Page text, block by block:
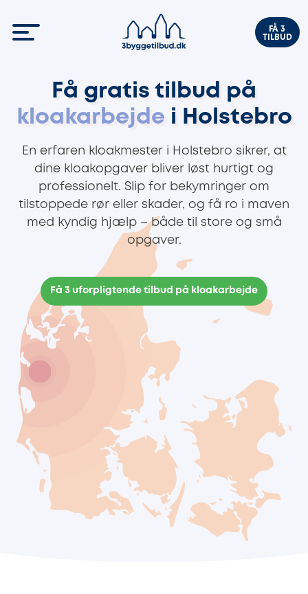
FÅ 3
TILBUD
Få gratis tilbud på
kloakarbejde i Holstebro
En erfaren kloakmester i Holstebro sikrer, at
dine kloakopgaver bliver løst hurtigt og
professionelt. Slip for bekymringer om
tilstoppede rør eller skader, og få ro i maven
med kyndig hjælp – både til store og små
opgaver.
Få 3 uforpligtende tilbud på kloakarbejde